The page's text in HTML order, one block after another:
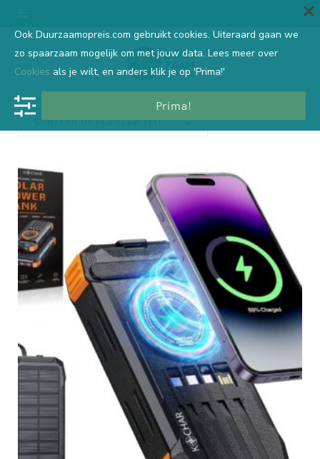
SORTEER OP POPULARITEIT
Ook Duurzaamopreis.com gebruikt cookies. Uiteraard gaan we
zo spaarzaam mogelijk om met jouw data. Lees meer over
Cookies als je wilt, en anders klik je op 'Prima!'
Prima!